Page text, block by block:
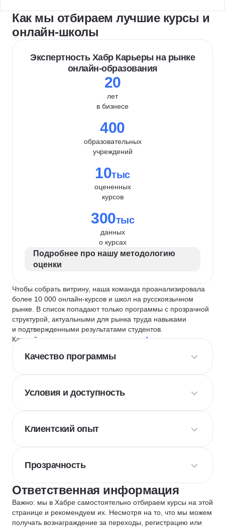
Как мы отбираем лучшие курсы и
онлайн-школы
Экспертность Хабр Карьеры на рынке
онлайн-образования
20
лет
в бизнесе
400
образовательных
учреждений
10тыс
оцененных
курсов
300тыс
данных
о курсах
Подробнее про нашу методологию
оценки
Чтобы собрать витрину, наша команда проанализировала
более 10 000 онлайн-курсов и школ на русскоязычном
рынке. В список попадают только программы с прозрачной
структурой, актуальными для рынка труда навыками
и подтвержденными результатами студентов.
Каждый курс и школу мы оцениваем по
4 критериям
Качество программы
Условия и доступность
Клиентский опыт
Прозрачность
Ответственная информация
Важно: мы в Хабре самостоятельно отбираем курсы на этой
странице и рекомендуем их. Несмотря на то, что мы можем
получать вознаграждение за переходы, регистрацию или